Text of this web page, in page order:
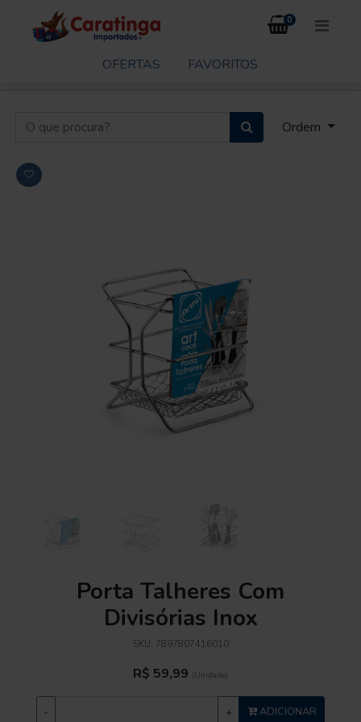
0
OFERTAS FAVORITOS
Ordem
Porta Talheres Com
Divisórias Inox
SKU: 7897807416010
R$ 59,99 (Unidade)
- + ADICIONAR